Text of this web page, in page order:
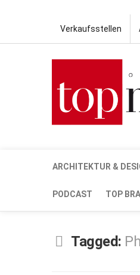
Verkaufsstellen
ARCHITEKTUR &
PODCAST TOP
Tagged: